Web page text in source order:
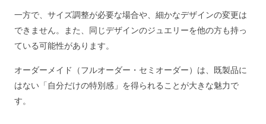
一方で、サイズ調整が必要な場合や、細かなデザインの変更は
できません。また、同じデザインのジュエリーを他の方も持っ
ている可能性があります。
オーダーメイド（フルオーダー・セミオーダー）は、既製品に
はない「自分だけの特別感」を得られることが大きな魅力で
す。